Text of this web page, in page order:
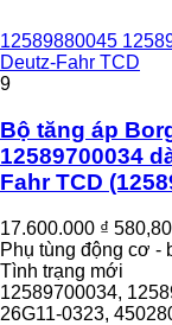
12589880045
Deutz-Fahr TCD
9
Bộ tăng áp
12589700034
Fahr TCD
17.600.000 ₫
Phụ tùng động cơ -
Tình trạng mới
12589700034,
26G11-0323,